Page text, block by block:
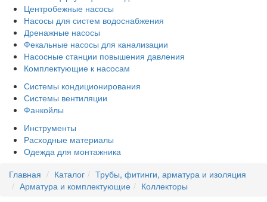
Центробежные насосы
Насосы для систем водоснабжения
Дренажные насосы
Фекальные насосы для канализации
Насосные станции повышения давления
Комплектующие к насосам
Системы кондиционирования
Системы вентиляции
Фанкойлы
Инструменты
Расходные материалы
Одежда для монтажника
Главная
Каталог
Трубы, фитинги, арматура и изоляция
Арматура и комплектующие
Коллекторы